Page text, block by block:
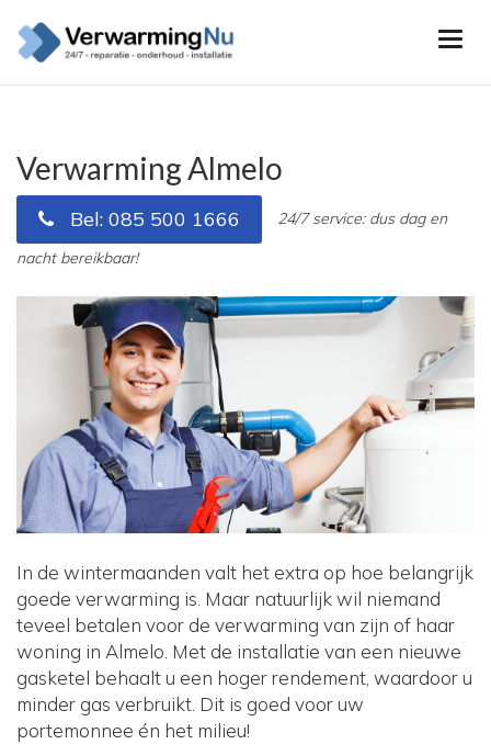
Verwarming Almelo
Bel: 085 500 1666
24/7 service: dus dag en
nacht bereikbaar!
In de wintermaanden valt het extra op hoe belangrijk
goede verwarming is. Maar natuurlijk wil niemand
teveel betalen voor de verwarming van zijn of haar
woning in Almelo. Met de installatie van een nieuwe
gasketel behaalt u een hoger rendement, waardoor u
minder gas verbruikt. Dit is goed voor uw
portemonnee én het milieu!